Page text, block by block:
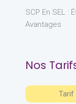
SCP En SEL :
Avantages
Nos
Tarif